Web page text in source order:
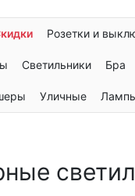
Розетки и
Светильники Бра
Уличные